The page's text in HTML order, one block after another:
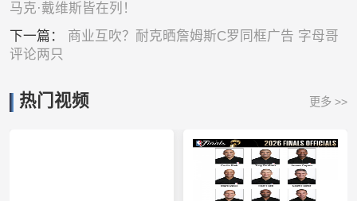
马克·戴维斯皆在列！
下一篇：
商业互吹？耐克晒詹姆斯C罗同框广告 字母哥
评论两只
热门视频 更多 >>